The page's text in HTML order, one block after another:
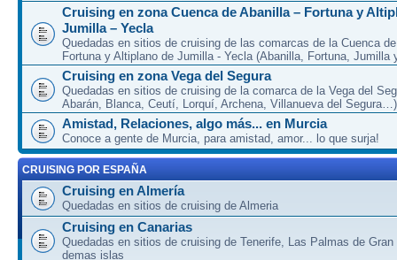
Cruising en zona Cuenca de Abanilla – Fortuna y
Jumilla – Yecla
Quedadas en sitios de cruising de las comarcas de la Cuenca
Fortuna y Altiplano de Jumilla - Yecla (Abanilla, Fortuna, Jumilla
Cruising en zona Vega del Segura
Quedadas en sitios de cruising de la comarca de la Vega del
Abarán, Blanca, Ceutí, Lorquí, Archena, Villanueva del Segura…)
Amistad, Relaciones, algo más... en Murcia
Conoce a gente de Murcia, para amistad, amor... lo que surja!
CRUISING POR ESPAÑA
Cruising en Almería
Quedadas en sitios de cruising de Almeria
Cruising en Canarias
Quedadas en sitios de cruising de Tenerife, Las Palmas de Gran
demas islas